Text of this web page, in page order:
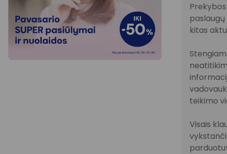
kitas
teikimo
Visais